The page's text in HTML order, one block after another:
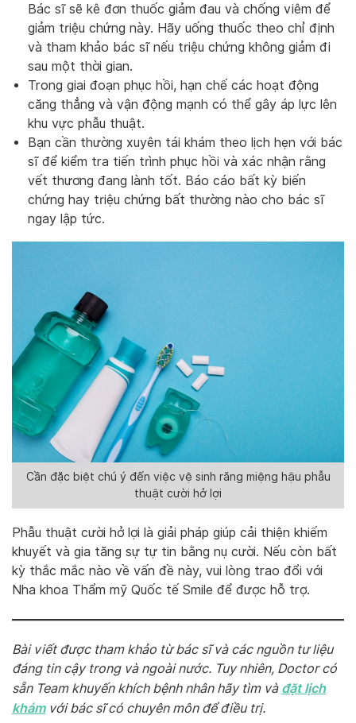
Bác sĩ sẽ kê đơn thuốc giảm đau và chống viêm để
giảm triệu chứng này. Hãy uống thuốc theo chỉ định
và tham khảo bác sĩ nếu triệu chứng không giảm đi
sau một thời gian.
Trong giai đoạn phục hồi, hạn chế các hoạt động
căng thẳng và vận động mạnh có thể gây áp lực lên
khu vực phẫu thuật.
Bạn cần thường xuyên tái khám theo lịch hẹn với bác
sĩ để kiểm tra tiến trình phục hồi và xác nhận rằng
vết thương đang lành tốt. Báo cáo bất kỳ biến
chứng hay triệu chứng bất thường nào cho bác sĩ
ngay lập tức.
Cần đặc biệt chú ý đến việc vệ sinh răng miệng hậu phẫu
thuật cười hở lợi
Phẫu thuật cười hở lợi là giải pháp giúp cải thiện khiếm
khuyết và gia tăng sự tự tin bằng nụ cười. Nếu còn bất
kỳ thắc mắc nào về vấn đề này, vui lòng trao đổi với
Nha khoa Thẩm mỹ Quốc tế Smile để được hỗ trợ.
Bài viết được tham khảo từ bác sĩ và các nguồn tư liệu
đáng tin cậy trong và ngoài nước. Tuy nhiên, Doctor có
sẵn Team khuyến khích bệnh nhân hãy tìm và đặt lịch
khámvới bác sĩ có chuyên môn để điều trị.